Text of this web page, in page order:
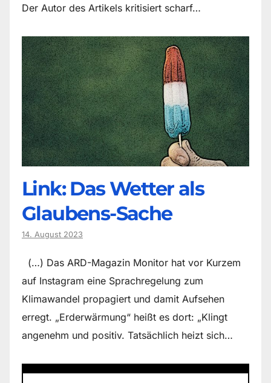
Der Autor des Artikels kritisiert scharf…
Link: Das Wetter als
Glaubens-Sache
14. August 2023
(…) Das ARD-Magazin Monitor hat vor Kurzem
auf Instagram eine Sprachregelung zum
Klimawandel propagiert und damit Aufsehen
erregt. „Erderwärmung“ heißt es dort: „Klingt
angenehm und positiv. Tatsächlich heizt sich…